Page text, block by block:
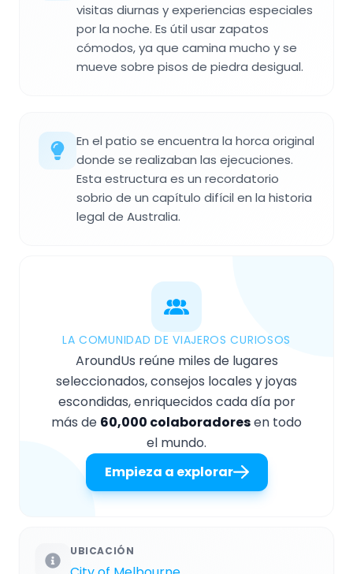
visitas diurnas y experiencias especiales
por la noche. Es útil usar zapatos
cómodos, ya que camina mucho y se
mueve sobre pisos de piedra desigual.
En el patio se encuentra la horca original
donde se realizaban las ejecuciones.
Esta estructura es un recordatorio
sobrio de un capítulo difícil en la historia
legal de Australia.
LA COMUNIDAD DE VIAJEROS CURIOSOS
AroundUs reúne miles de lugares
seleccionados, consejos locales y joyas
escondidas, enriquecidos cada día por
más de 60,000 colaboradoresen todo
el mundo.
Empieza a explorar
UBICACIÓN